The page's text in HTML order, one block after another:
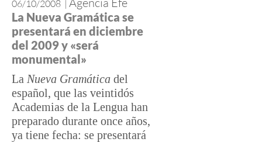
06/10/2008 |
La Nueva Gramática se
presentará en diciembre
del 2009 y «será
monumental»
La Nueva Gramática del
español, que las veintidós
Academias de la Lengua han
preparado durante once años,
ya tiene fecha: se presentará